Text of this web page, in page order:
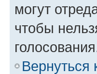
могут
чтобы
Вернуться